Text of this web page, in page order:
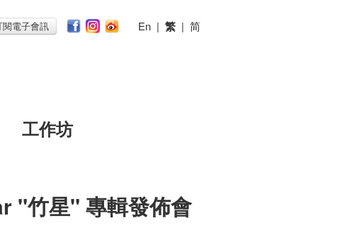
閱電子會訊 En | 繁 | 简
工作坊
"竹星" 專輯發佈會